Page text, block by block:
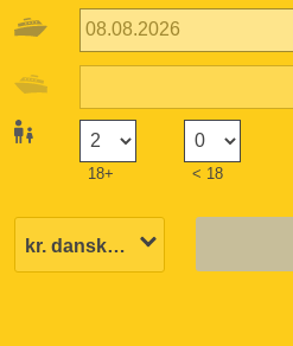
18+ < 18